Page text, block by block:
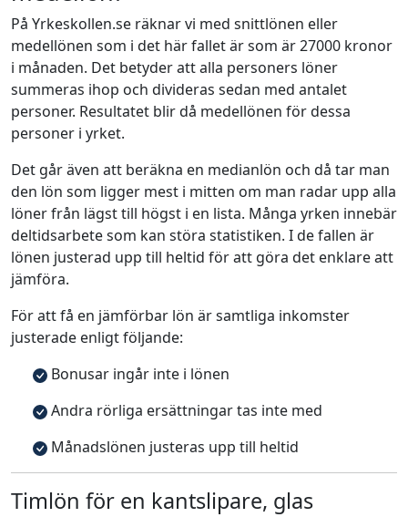
På Yrkeskollen.se räknar vi med snittlönen eller
medellönen som i det här fallet är som är 27000 kronor
i månaden. Det betyder att alla personers löner
summeras ihop och divideras sedan med antalet
personer. Resultatet blir då medellönen för dessa
personer i yrket.
Det går även att beräkna en medianlön och då tar man
den lön som ligger mest i mitten om man radar upp alla
löner från lägst till högst i en lista. Många yrken innebär
deltidsarbete som kan störa statistiken. I de fallen är
lönen justerad upp till heltid för att göra det enklare att
jämföra.
För att få en jämförbar lön är samtliga inkomster
justerade enligt följande:
Bonusar ingår inte i lönen
Andra rörliga ersättningar tas inte med
Månadslönen justeras upp till heltid
Timlön för en kantslipare, glas